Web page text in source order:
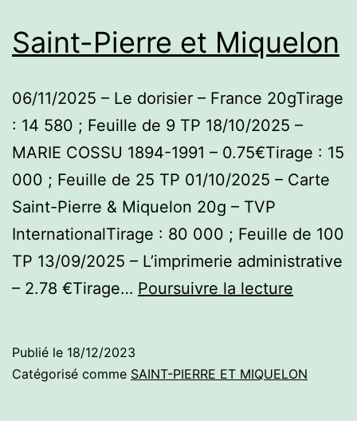
Saint-Pierre et Miquelon
06/11/2025 – Le dorisier – France 20gTirage
: 14 580 ; Feuille de 9 TP 18/10/2025 –
MARIE COSSU 1894-1991 – 0.75€Tirage : 15
000 ; Feuille de 25 TP 01/10/2025 – Carte
Saint-Pierre & Miquelon 20g – TVP
InternationalTirage : 80 000 ; Feuille de 100
TP 13/09/2025 – L’imprimerie administrative
– 2.78 €Tirage… Poursuivre la lecture
Publié le 18/12/2023
Catégorisé comme SAINT-PIERRE ET MIQUELON